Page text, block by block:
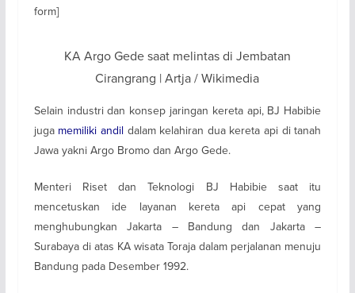
form]
KA Argo Gede saat melintas di Jembatan
Cirangrang | Artja / Wikimedia
Selain industri dan konsep jaringan kereta api, BJ Habibie
juga memiliki andil dalam kelahiran dua kereta api di tanah
Jawa yakni Argo Bromo dan Argo Gede.
Menteri Riset dan Teknologi BJ Habibie saat itu
mencetuskan ide layanan kereta api cepat yang
menghubungkan Jakarta – Bandung dan Jakarta –
Surabaya di atas KA wisata Toraja dalam perjalanan menuju
Bandung pada Desember 1992.